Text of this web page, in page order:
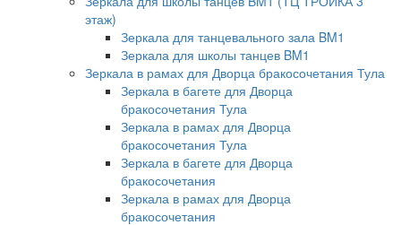
этаж)
Зеркала для танцевального зала BM1
Зеркала для школы танцев BM1
Зеркала в рамах для Дворца бракосочетания Тула
Зеркала в багете для Дворца
бракосочетания Тула
Зеркала в рамах для Дворца
бракосочетания Тула
Зеркала в багете для Дворца
бракосочетания
Зеркала в рамах для Дворца
бракосочетания